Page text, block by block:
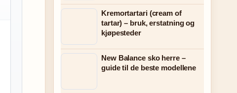
Kremortartari (cream of
tartar) – bruk, erstatning og
kjøpesteder
New Balance sko herre –
guide til de beste modellene